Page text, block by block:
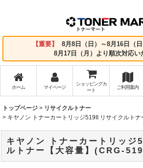
【重要】
8月8日（日）～8月16日（
8月17日（月）より順次対応い
ホーム マイページ
ショッピングカ
ート
ご利用案内
トップページ > リサイクルトナー
> キヤノン トナーカートリッジ519II リサイクルト
キヤノン トナーカートリッジ
ルトナー【大容量】(CRG-